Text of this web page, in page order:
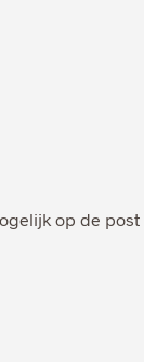
op de post